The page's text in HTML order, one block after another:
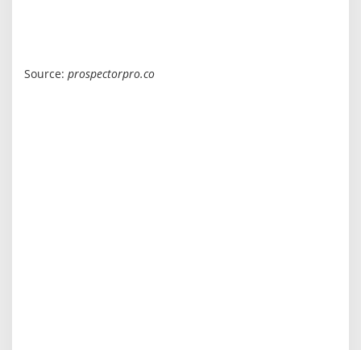
Source: prospectorpro.co